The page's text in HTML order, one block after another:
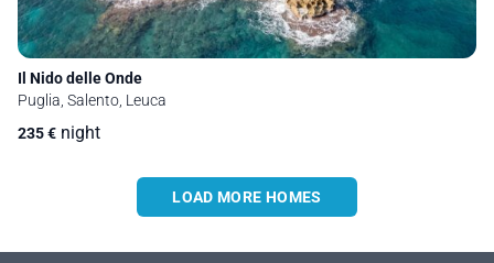
Il Nido delle Onde
Puglia, Salento, Leuca
235€ night
LOAD MORE HOMES